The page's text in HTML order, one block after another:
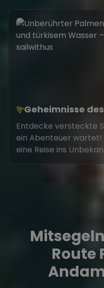
Geheimnisse
Entdecke versteckte
ein Abenteuer wartet!
eine Reise ins
Route